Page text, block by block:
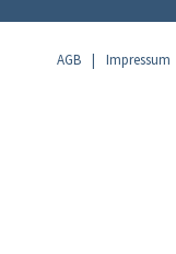
AGB | Impressum